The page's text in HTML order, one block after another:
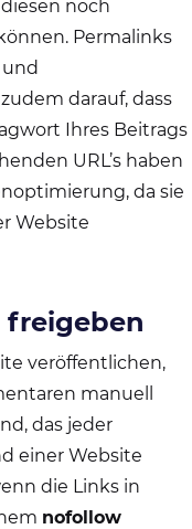
noch
Permalinks
darauf, dass
Ihres Beitrags
URL’s haben
da sie
Website
freigeben
veröffentlichen,
manuell
das jeder
einer Website
die Links in
nofollow